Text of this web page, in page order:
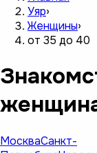
Уяр›
Женщины›
от 35 до 40
МоскваСанкт-